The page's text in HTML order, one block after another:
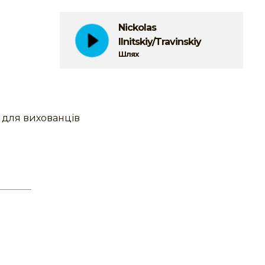
Nickolas
Ilnitskiy/Travinskiy
Шлях
вихованців